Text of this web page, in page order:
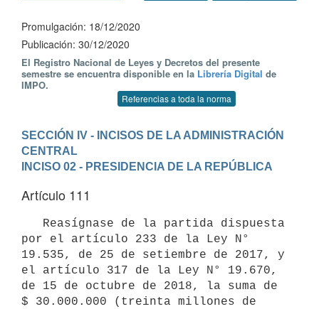
Promulgación: 18/12/2020
Publicación: 30/12/2020
El Registro Nacional de Leyes y Decretos del presente
semestre se encuentra disponible en la Librería Digital de
IMPO.
Referencias a toda la norma
SECCIÓN IV - INCISOS DE LA ADMINISTRACIÓN
CENTRAL
INCISO 02 - PRESIDENCIA DE LA REPÚBLICA
Artículo 111
por el artículo 233 de la Ley N°
19.535, de 25 de setiembre de 2017, y
el artículo 317 de la Ley N° 19.670,
de 15 de octubre de 2018, la suma de
$ 30.000.000 (treinta millones de